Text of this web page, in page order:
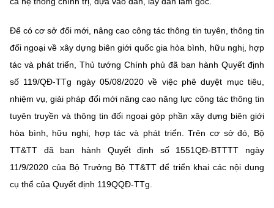
(Ghi rõ nguồn "https://mst.gov.vn" khi phát hành lại thông tin từ
Để có cơ sở đổi mới, nâng cao công tác thông tin tuyên, thông tin
đối ngoại về xây dựng biên giới quốc gia hòa bình, hữu nghị, hợp
tác và phát triển, Thủ tướng Chính phủ đã ban hành Quyết định
số 119/QĐ-TTg ngày 05/08/2020 về việc phê duyệt mục tiêu,
nhiệm vụ, giải pháp đổi mới nâng cao năng lực công tác thông tin
tuyên truyền và thông tin đối ngoại góp phần xây dựng biên giới
hòa bình, hữu nghị, hợp tác và phát triển. Trên cơ sở đó, Bộ
TT&TT đã ban hành Quyết định số 1551QĐ-BTTTT ngày
11/9/2020 của Bộ Trưởng Bộ TT&TT để triển khai các nội dung
cụ thể của Quyết định 119QQĐ-TTg.